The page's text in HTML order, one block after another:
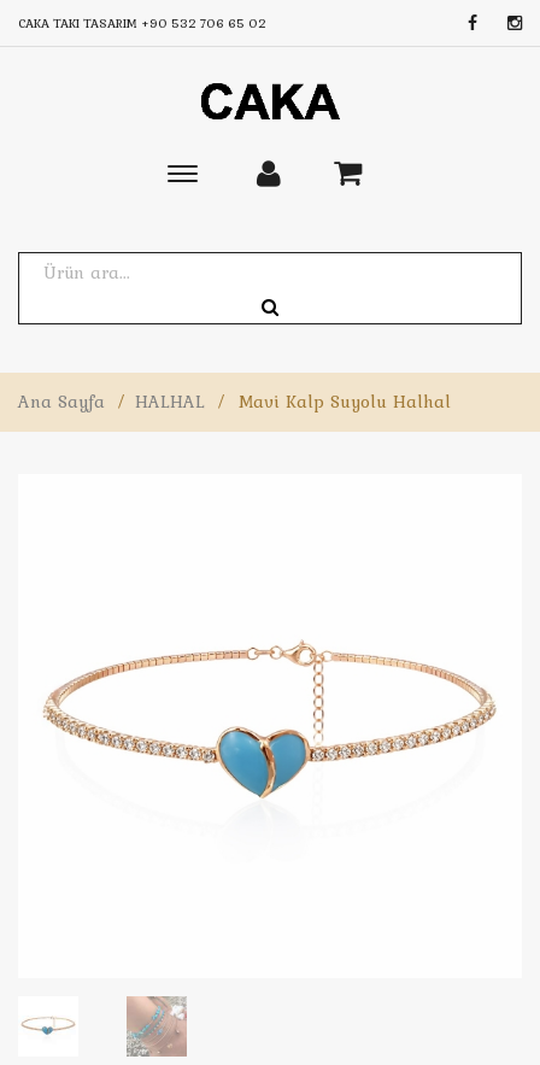
CAKA TAKI TASARIM +90 532 706 65 02
Toggle
Ana Sayfa / HALHAL / Mavi Kalp Suyolu Halhal